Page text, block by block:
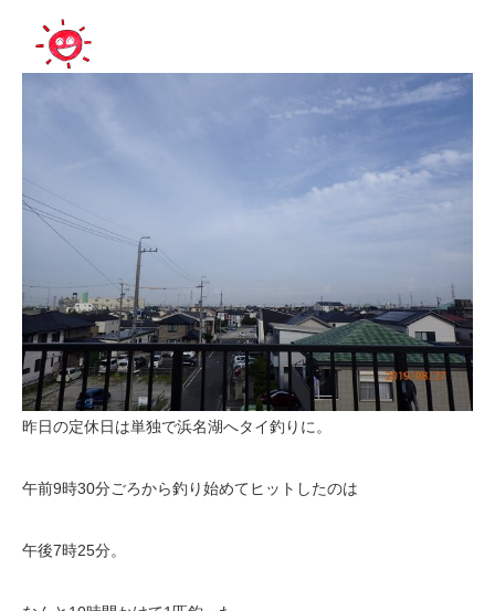
昨日の定休日は単独で浜名湖へタイ釣りに。
午前9時30分ごろから釣り始めてヒットしたのは
午後7時25分。